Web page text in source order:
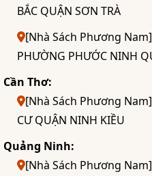
BẮC QUẬN SƠN TRÀ
[Nhà Sách Phương
PHƯỜNG PHƯỚC NINH
Cần Thơ:
[Nhà Sách Phương
CƯ QUẬN NINH KIỀU
Quảng Ninh:
[Nhà Sách Phương